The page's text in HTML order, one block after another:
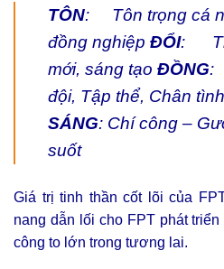
TÔN: Tôn trọng cá
đồng nghiệp ĐỔI:
mới, sáng tạo ĐỒNG:
đội, Tập thể, Chân tình
SÁNG: Chí công –
suốt
Giá trị tinh thần cốt lõi của
nang dẫn lối cho FPT phát
công to lớn trong tương lai.